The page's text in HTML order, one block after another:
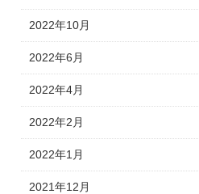
2022年10月
2022年6月
2022年4月
2022年2月
2022年1月
2021年12月